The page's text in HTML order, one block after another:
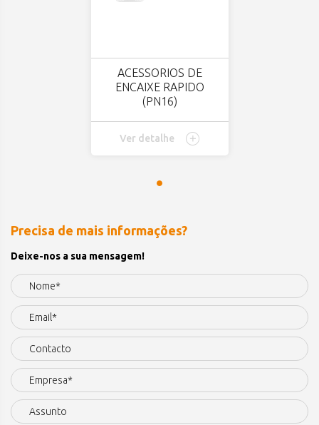
ACESSORIOS DE
ENCAIXE RAPIDO
(PN16)
Ver detalhe
Precisa de mais informações?
Deixe-nos a sua mensagem!